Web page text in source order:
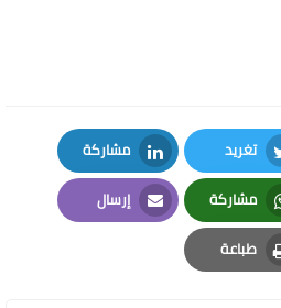
تغريد
Twitter
مشاركة
LinkedIn
مشاركة
Whatsapp
إرسال
Email
طباعة
Print